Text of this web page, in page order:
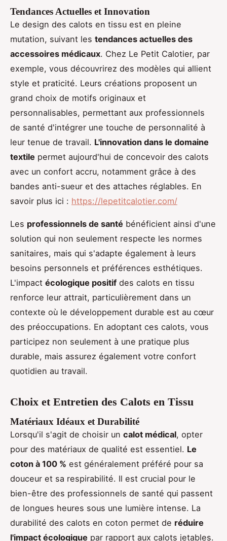
Tendances Actuelles et Innovation
Le design des calots en tissu est en pleine
mutation, suivant les tendances actuelles des
accessoires médicaux. Chez Le Petit Calotier, par
exemple, vous découvrirez des modèles qui allient
style et praticité. Leurs créations proposent un
grand choix de motifs originaux et
personnalisables, permettant aux professionnels
de santé d'intégrer une touche de personnalité à
leur tenue de travail. L'innovation dans le domaine
textile permet aujourd'hui de concevoir des calots
avec un confort accru, notamment grâce à des
bandes anti-sueur et des attaches réglables. En
savoir plus ici : https://lepetitcalotier.com/
Les professionnels de santé bénéficient ainsi d'une
solution qui non seulement respecte les normes
sanitaires, mais qui s'adapte également à leurs
besoins personnels et préférences esthétiques.
L'impact écologique positif des calots en tissu
renforce leur attrait, particulièrement dans un
contexte où le développement durable est au cœur
des préoccupations. En adoptant ces calots, vous
participez non seulement à une pratique plus
durable, mais assurez également votre confort
quotidien au travail.
Choix et Entretien des Calots en Tissu
Matériaux Idéaux et Durabilité
Lorsqu'il s'agit de choisir un calot médical, opter
pour des matériaux de qualité est essentiel. Le
coton à 100 % est généralement préféré pour sa
douceur et sa respirabilité. Il est crucial pour le
bien-être des professionnels de santé qui passent
de longues heures sous une lumière intense. La
durabilité des calots en coton permet de réduire
l'impact écologique par rapport aux calots jetables.